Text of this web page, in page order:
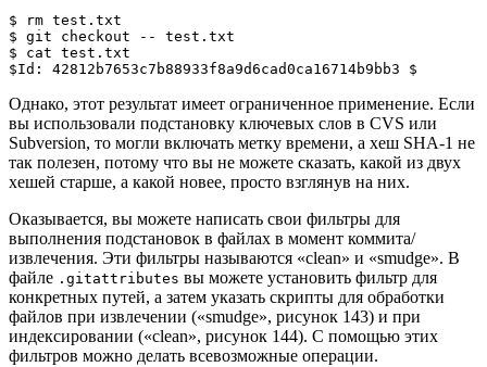
$ rm test.txt
$ git checkout -- test.txt
$ cat
$Id : 42812b7653c7b88933f8a9d6cad0ca16714b9bb3 $
Однако, этот результат имеет ограниченное применение. Если
вы использовали подстановку ключевых слов в CVS или
Subversion, то могли включать метку времени, а хеш SHA-1 не
так полезен, потому что вы не можете сказать, какой из двух
хешей старше, а какой новее, просто взглянув на них.
Оказывается, вы можете написать свои фильтры для
выполнения подстановок в файлах в момент коммита/
извлечения. Эти фильтры называются «clean» и «smudge». В
файле .gitattributes вы можете установить фильтр для
конкретных путей, а затем указать скрипты для обработки
файлов при извлечении («smudge», рисунок 143) и при
индексировании («clean», рисунок 144). С помощью этих
фильтров можно делать всевозможные операции.